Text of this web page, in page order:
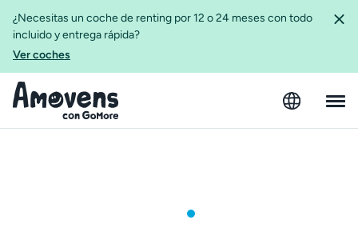
¿Necesitas un coche de renting por 12 o 24 meses con todo
incluido y entrega rápida?
Ver coches